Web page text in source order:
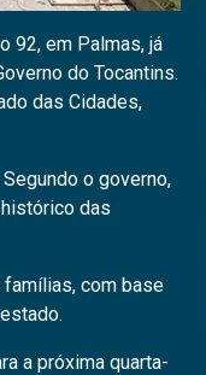
92, em Palmas, já
do Tocantins.
das Cidades,
o governo,
das
com base
a próxima quarta-